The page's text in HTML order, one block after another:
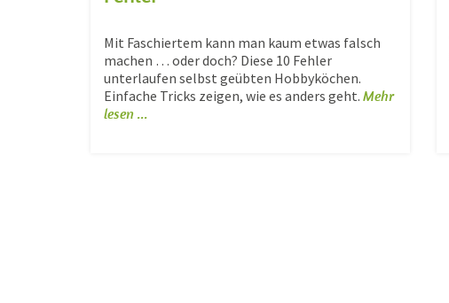
Mit Faschiertem kann man kaum etwas falsch
machen … oder doch? Diese 10 Fehler
unterlaufen selbst geübten Hobbyköchen.
Einfache Tricks zeigen, wie es anders geht. Mehr
lesen ...